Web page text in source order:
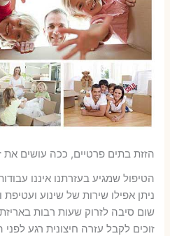
הזזת בתים פרטיים, ככה עושים את
הטיפול שמגיע בעזרתנו איננו
ניתן אפילו שירות של שינוע
שום סיבה לזרוק שעות רבות
זוכים לקבל עזרה חיצונית רגע